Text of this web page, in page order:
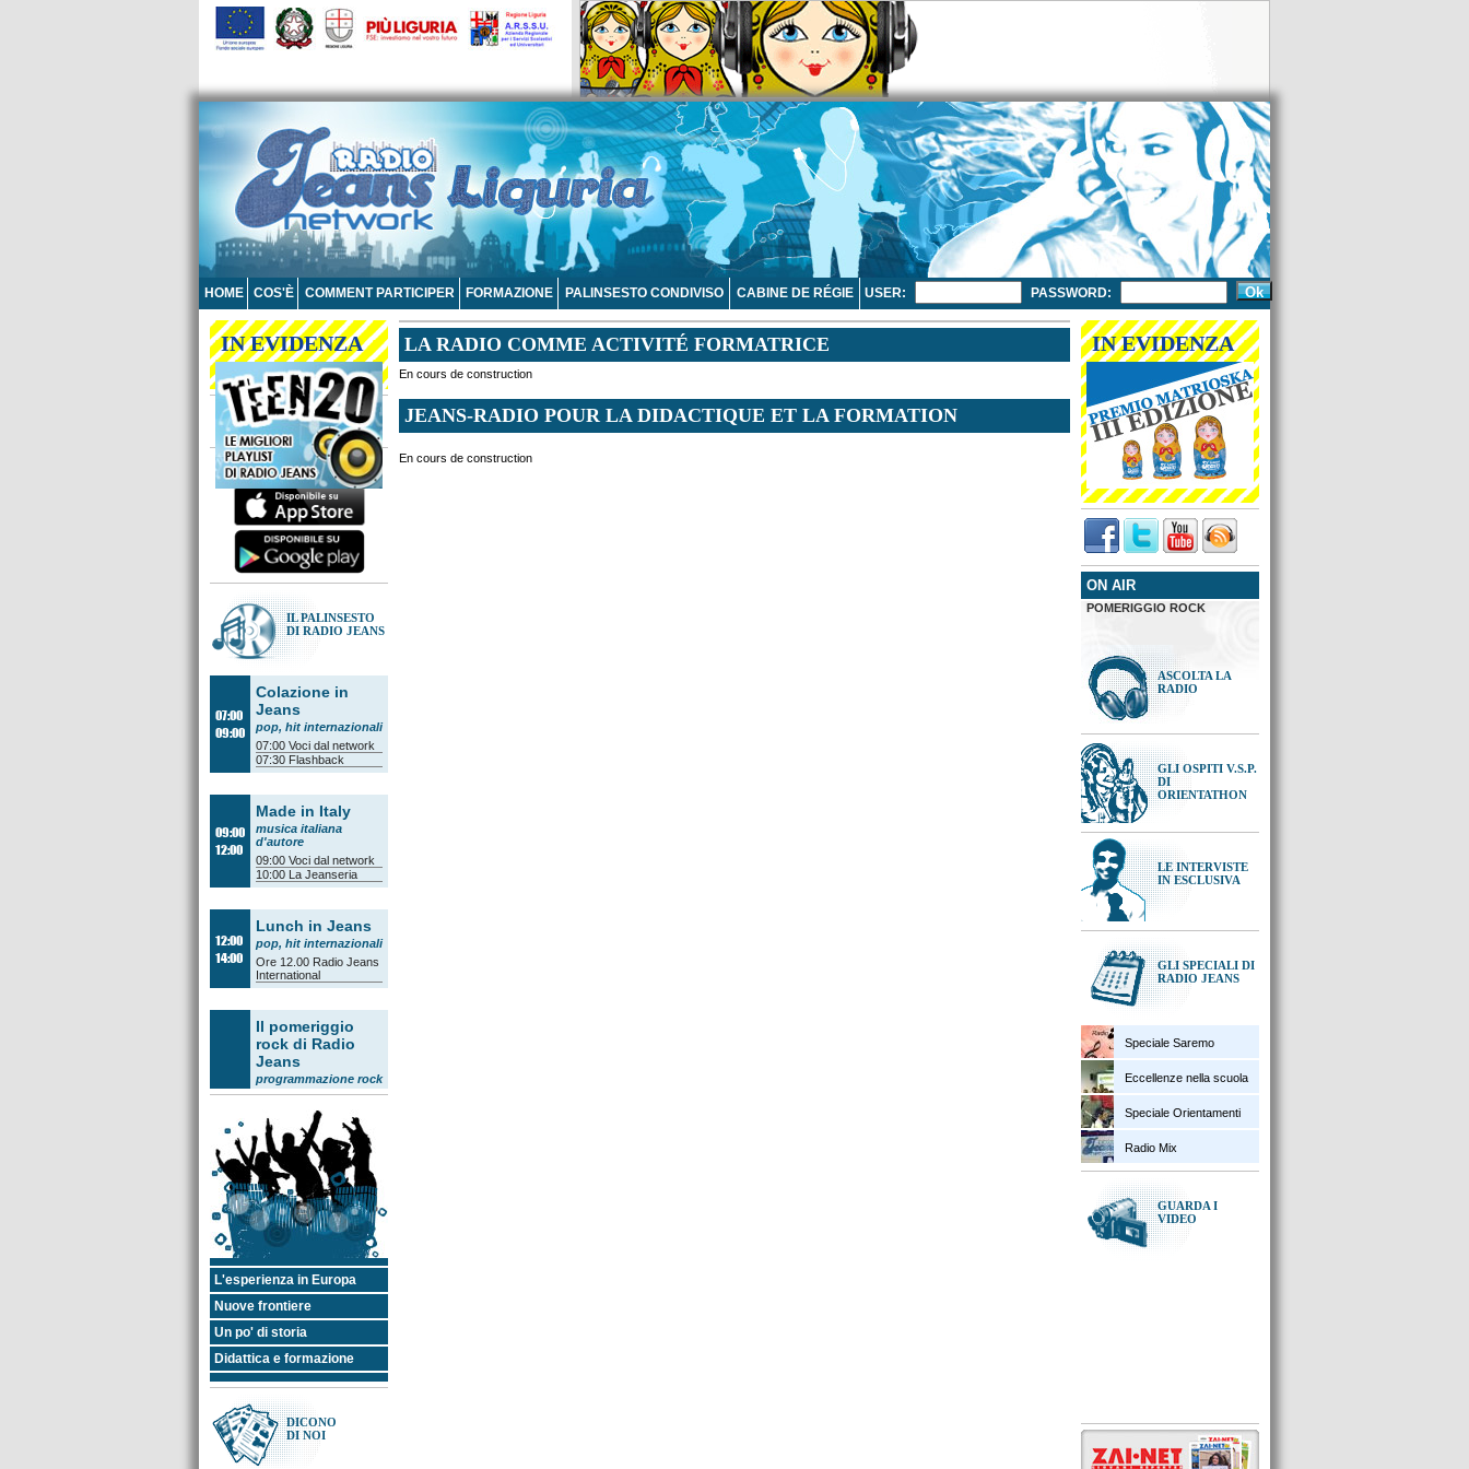
HOME COS'È COMMENT PARTICIPER FORMAZIONE PALINSESTO CONDIVISO CABINE DE RÉGIE USER: PASSWORD:
IN EVIDENZA
Scarica l'app gratuita
di Radio Jeans
IL PALINSESTO
DI RADIO JEANS
07:00
09:00
Colazione in
Jeans
pop, hit internazionali
07:00 Voci dal network
07:30 Flashback
09:00
12:00
Made in Italy
musica italiana
d'autore
09:00 Voci dal network
10:00
La Jeanseria
12:00
14:00
Lunch in Jeans
pop, hit internazionali
Ore 12.00 Radio Jeans
International
14:00
18:00
Il pomeriggio
rock di Radio
Jeans
programmazione rock
14:00Tam Tam Orienta
Voci dal network
15:30
Il quarto d'ora
accademico /Il
mestiere della
settimana
16:00 Il Meglio di... Voci
dal Network
16:45Flash Back
17:00La ballata delle
cinque
17:15 Il Meglio di... Voci
dal Network
18:00
20:00
Bella raga -
L'aperitivo in
Jeans
hip hop, reggae
19:00Avviare
di apprendistato
Europa Orienta
19:30 Il Meglio di... Voci
dal Network
L'esperienza in Europa
Nuove frontiere
Un po' di storia
Didattica e formazione
DICONO
DI NOI
LA RADIO COMME ACTIVITÉ FORMATRICE
En cours de construction
JEANS-RADIO POUR LA DIDACTIQUE ET LA FORMATION
En cours de construction
IN EVIDENZA
ON AIR
POMERIGGIO ROCK
ASCOLTA LA
RADIO
GLI OSPITI V.S.P.
DI
ORIENTATHON
LE INTERVISTE
IN ESCLUSIVA
GLI SPECIALI DI
RADIO JEANS
Speciale Saremo
Eccellenze nella scuola
Speciale Orientamenti
Radio Mix
GUARDA I
VIDEO